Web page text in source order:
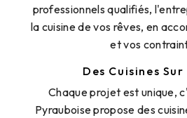
professionnels qualifiés,
la cuisine de vos rêves, en
et vos
Des Cuisines Sur
Chaque projet est unique,
Pyrauboise propose des